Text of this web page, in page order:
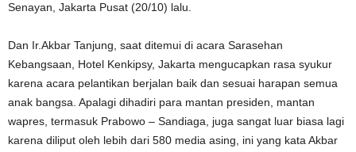
Senayan, Jakarta Pusat (20/10) lalu.
Dan Ir.Akbar Tanjung, saat ditemui di acara Sarasehan
Kebangsaan, Hotel Kenkipsy, Jakarta mengucapkan rasa syukur
karena acara pelantikan berjalan baik dan sesuai harapan semua
anak bangsa. Apalagi dihadiri para mantan presiden, mantan
wapres, termasuk Prabowo – Sandiaga, juga sangat luar biasa lagi
karena diliput oleh lebih dari 580 media asing, ini yang kata Akbar